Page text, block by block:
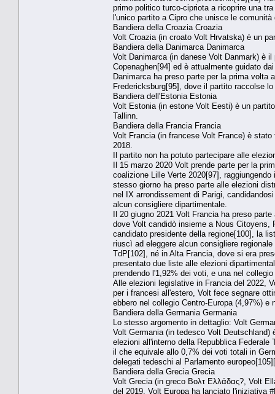
primo politico turco-cipriota a ricoprire una
l'unico partito a Cipro che unisce le
Bandiera della Croazia Croazia
Volt Croazia (in croato Volt Hrvatska) è un
Bandiera della Danimarca Danimarca
Volt Danimarca (in danese Volt Danmark) è
Copenaghen[94] ed è attualmente guidato
Danimarca ha preso parte per la prima volta
Fredericksburg[95], dove il partito raccolse
Bandiera dell'Estonia Estonia
Volt Estonia (in estone Volt Eesti) è un
Tallinn.
Bandiera della Francia Francia
Volt Francia (in francese Volt France) è
2018.
Il partito non ha potuto partecipare alle
Il 15 marzo 2020 Volt prende parte per la
coalizione Lille Verte 2020[97],
stesso giorno ha preso parte alle elezioni
nel IX arrondissement di Parigi,
alcun consigliere dipartimentale.
Il 20 giugno 2021 Volt Francia ha preso
dove Volt candidò insieme a Nous Citoyens,
candidato presidente della regione[100], la
riuscì ad eleggere alcun consigliere
TdP[102], né in Alta Francia, dove si era
presentato due liste alle elezioni
prendendo l'1,92% dei voti, e una nel
Alle elezioni legislative in Francia del 2022,
per i francesi all'estero, Volt fece segnare
ebbero nel collegio Centro-Europa (4,97%) e
Bandiera della Germania Germania
Lo stesso argomento in dettaglio: Volt
Volt Germania (in tedesco Volt
elezioni all'interno della Repubblica
il che equivale allo 0,7% dei voti totali in
delegati tedeschi al Parlamento
Bandiera della Grecia Grecia
Volt Grecia (in greco Βολτ Ελλάδας?, Volt
del 2019, Volt Europa ha lanciato l'iniziativa